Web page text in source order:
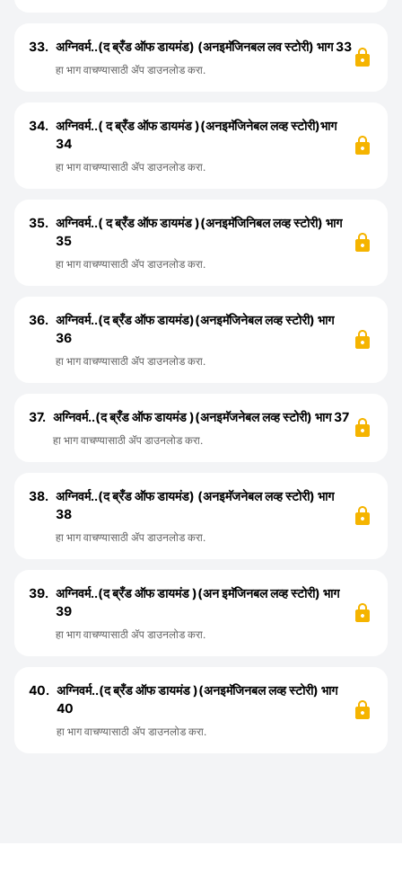
33. अग्निवर्म..(द ब्रँड ऑफ डायमंड) (अनइमॅजिनबल लव स्टोरी) भाग 33
हा भाग वाचण्यासाठी ॲप डाउनलोड करा.
34. अग्निवर्म..( द ब्रँड ऑफ डायमंड )(अनइमॅजिनेबल लव्ह स्टोरी)भाग
34
हा भाग वाचण्यासाठी ॲप डाउनलोड करा.
35. अग्निवर्म..( द ब्रँड ऑफ डायमंड )(अनइमॅजिनिबल लव्ह स्टोरी) भाग
35
हा भाग वाचण्यासाठी ॲप डाउनलोड करा.
36. अग्निवर्म..(द ब्रँड ऑफ डायमंड)(अनइमॅजिनेबल लव्ह स्टोरी) भाग
36
हा भाग वाचण्यासाठी ॲप डाउनलोड करा.
37. अग्निवर्म..(द ब्रँड ऑफ डायमंड )(अनइमॅजनेबल लव्ह स्टोरी) भाग 37
हा भाग वाचण्यासाठी ॲप डाउनलोड करा.
38. अग्निवर्म..(द ब्रँड ऑफ डायमंड) (अनइमॅजनेबल लव्ह स्टोरी) भाग
38
हा भाग वाचण्यासाठी ॲप डाउनलोड करा.
39. अग्निवर्म..(द ब्रँड ऑफ डायमंड )(अन इमॅजिनबल लव्ह स्टोरी) भाग
39
हा भाग वाचण्यासाठी ॲप डाउनलोड करा.
40. अग्निवर्म..(द ब्रँड ऑफ डायमंड )(अनइमॅजिनबल लव्ह स्टोरी) भाग
40
हा भाग वाचण्यासाठी ॲप डाउनलोड करा.